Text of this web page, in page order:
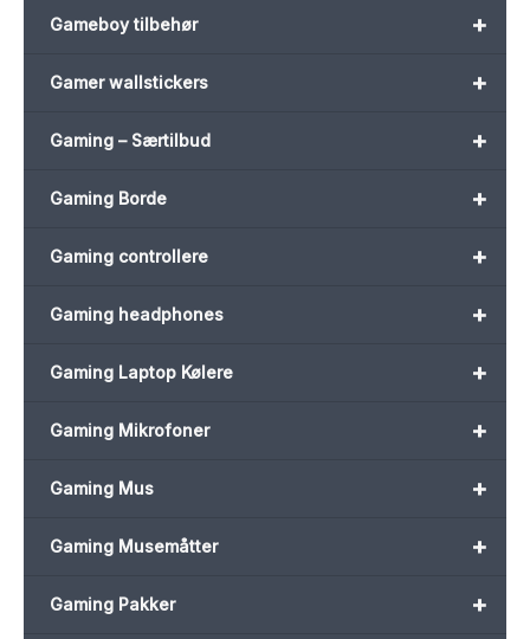
+
Gameboy tilbehør
+
Gamer wallstickers
+
Gaming – Særtilbud
+
Gaming Borde
+
Gaming controllere
+
Gaming headphones
+
Gaming Laptop Kølere
+
Gaming Mikrofoner
+
Gaming Mus
+
Gaming Musemåtter
+
Gaming Pakker